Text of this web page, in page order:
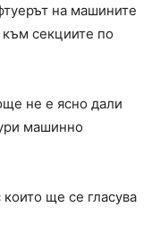
на машините
към секциите по
не е ясно дали
машинно
ще се гласува